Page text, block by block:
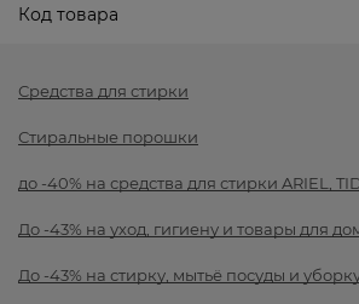
Код товара
Средства для стирки
Стиральные порошки
до -40% на средства для стирки ARIEL,
До -43% на уход, гигиену и товары для
До -43% на стирку, мытьё посуды и